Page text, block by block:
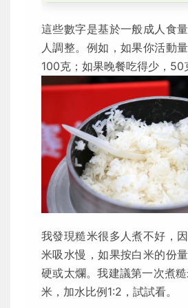
這些數字是基於一般成人食
人調整。例如，如果你活動
100克；如果晚餐吃得少，50
我發現糙米很多人煮不好，
米吸水慢，如果按白米的份
硬或太爛。我建議第一次煮
米，加水比例1:2，試試看。